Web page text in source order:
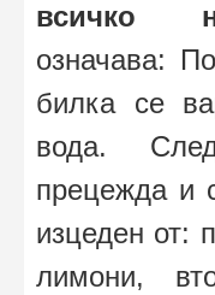
всичко
означава:
билка се
вода.
прецежда и
изцеден от:
лимони,